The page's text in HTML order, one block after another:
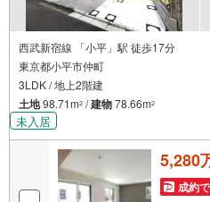
西武新宿線 「小平」駅 徒歩17分
東京都小平市仲町
3LDK / 地上2階建
土地98.71m2 /建物78.66m2
未入居
5,280
成約